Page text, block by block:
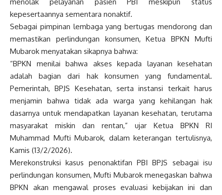
kepesertaannya sementara nonaktif.
Sebagai pimpinan lembaga yang bertugas mendorong dan
memastikan perlindungan konsumen, Ketua BPKN Mufti
Mubarok menyatakan sikapnya bahwa:
“BPKN menilai bahwa akses kepada layanan kesehatan
adalah bagian dari hak konsumen yang fundamental.
Pemerintah, BPJS Kesehatan, serta instansi terkait harus
menjamin bahwa tidak ada warga yang kehilangan hak
dasarnya untuk mendapatkan layanan kesehatan, terutama
masyarakat miskin dan rentan,” ujar Ketua BPKN RI
Muhammad Mufti Mubarok, dalam keterangan tertulisnya,
Kamis (13/2/2026).
Merekonstruksi kasus penonaktifan PBI BPJS sebagai isu
perlindungan konsumen, Mufti Mubarok menegaskan bahwa
BPKN akan mengawal proses evaluasi kebijakan ini dan